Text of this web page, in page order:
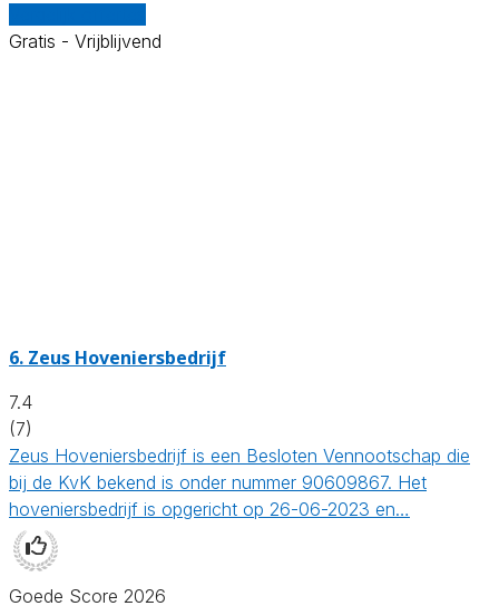
Gratis - Vrijblijvend
6. Zeus Hoveniersbedrijf
7.4
(7)
Zeus Hoveniersbedrijf is een Besloten Vennootschap die
bij de KvK bekend is onder nummer 90609867. Het
hoveniersbedrijf is opgericht op 26-06-2023 en…
Goede Score 2026